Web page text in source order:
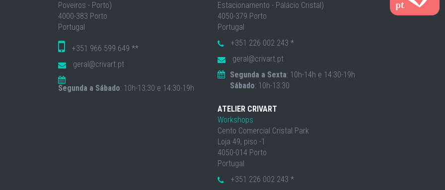
Poveiros - Porto)
4000-383 Porto
Portugal
+351 966 599 649 **
geral@crivart.pt
Segunda a Sábado: 10h-13:30 e 14:30-19h
Estacionamento - Palácio Cristal)
4050-379 Porto
Portugal
+351 226 002 243 *
geral@crivart.pt
Segunda a Sexta: 10h-14h e 14:30-19h
Sábado: 10h-13:30
ATELIER CRIVART
Workshops
Cento Comercial Cristal Park
Loja 49, piso -1
4050-014 Porto
Portugal
+351 226 002 243 *